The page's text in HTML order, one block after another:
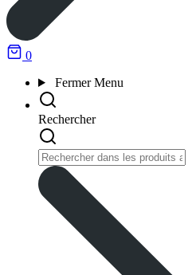
0
Fermer Menu
Rechercher